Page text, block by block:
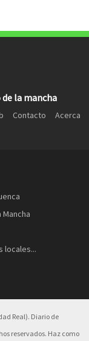
de la mancha
Contacto
Acerca
Mancha
locales...
Real). Diario de
reservados. Haz como